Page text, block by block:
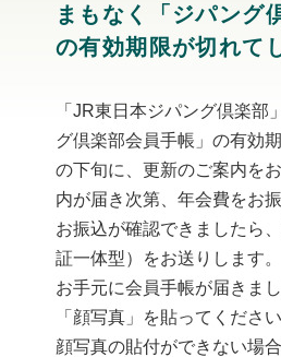
まもなく「ジパング
の有効期限が切れて
「JR東日本ジパング倶楽部
グ倶楽部会員手帳」の有効
の下旬に、更新のご案内を
内が届き次第、年会費をお
お振込が確認できましたら
証一体型）をお送りします。
お手元に会員手帳が届きま
「顔写真」を貼ってください
顔写真の貼付ができない場